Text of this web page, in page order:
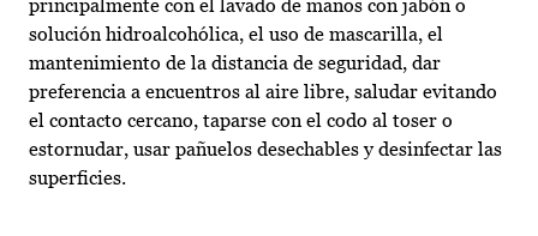
principalmente con el lavado de manos con jabón o
solución hidroalcohólica, el uso de mascarilla, el
mantenimiento de la distancia de seguridad, dar
preferencia a encuentros al aire libre, saludar evitando
el contacto cercano, taparse con el codo al toser o
estornudar, usar pañuelos desechables y desinfectar las
superficies.